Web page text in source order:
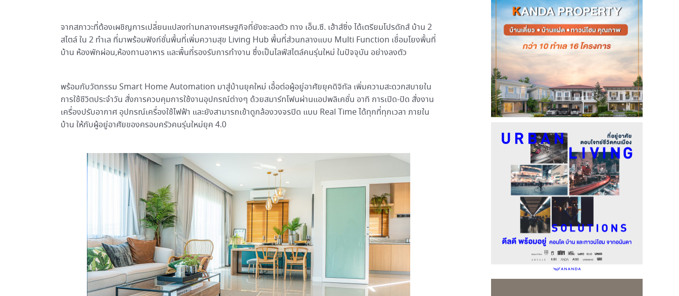
จากสภาวะที่ต้องเผชิญการเปลี่ยนแปลงท่ามกลางเศรษฐกิจที่ยังชะลอตัว ทาง เอ็น.ซี. เฮ้าส์ซิ่ง ได้เตรียมโปรดักส์ บ้าน 2
สไตล์ ใน 2 ทำเล ที่มาพร้อมฟังก์ชั่นพื้นที่เพิ่มความสุข Living Hub พื้นที่ส่วนกลางแบบ Multi Function เชื่อมโยงพื้นที่
บ้าน ห้องพักผ่อน,ห้องทานอาหาร และพื้นที่รองรับการทำงาน ซึ่งเป็นไลฟ์สไตล์คนรุ่นใหม่ ในปัจจุบัน อย่างลงตัว
พร้อมกับวัตกรรม Smart Home Automation มาสู่บ้านยุคใหม่ เอื้อต่อผู้อยู่อาศัยยุคดิจิทัล เพิ่มความสะดวกสบายใน
การใช้ชีวิตประจำวัน สั่งการควบคุมการใช้งานอุปกรณ์ต่างๆ ด้วยสมาร์ทโฟนผ่านแอปพลิเคชั่น อาทิ การเปิด-ปิด สั่งงาน
เครื่องปรับอากาศ อุปกรณ์เครื่องใช้ไฟฟ้า และยังสามารถเข้าดูกล้องวงจรปิด แบบ Real Time ได้ทุกที่ทุกเวลา ภายใน
บ้าน ให้กับผู้อยู่อาศัยของครอบครัวคนรุ่นใหม่ยุค 4.0